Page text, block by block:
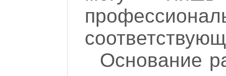
Основание